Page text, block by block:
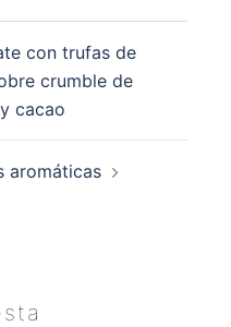
con trufas de
crumble de
cacao
aromáticas